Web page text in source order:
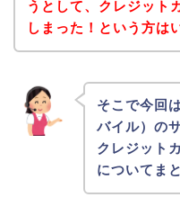
うとして、クレジット
しまった！という方は
そこで今回
バイル）の
クレジット
についてま